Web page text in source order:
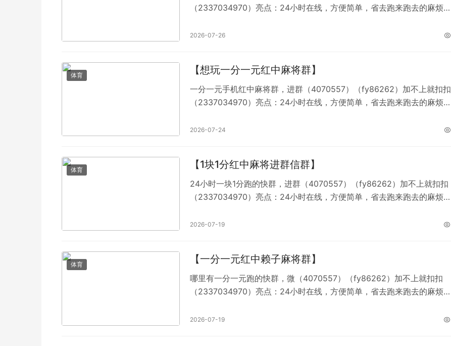
（2337034970）亮点：24小时在线，方便简单，省去跑来跑去的麻烦，
年初次与你相逢，集齐四张红中本想大展身手，放平心态输赢不必挂怀。
2026-07-26
体育 【想玩一分一元红中麻将群】
一分一元手机红中麻将群，进群（4070557）（fy86262）加不上就扣扣
（2337034970）亮点：24小时在线，方便简单，省去跑来跑去的麻烦，
时光舒心又自在，以牌会友相聚搓红中，不谈得失，只享受相伴的惬意。
2026-07-24
体育 【1块1分红中麻将进群信群】
24小时一块1分跑的快群，进群（4070557）（fy86262）加不上就扣扣
（2337034970）亮点：24小时在线，方便简单，省去跑来跑去的麻烦，
子自有独一份浪漫，线上红中随时凑局，不用等待即刻开启欢乐对局。红
2026-07-19
体育 【一分一元红中赖子麻将群】
哪里有一分一元跑的快群，微（4070557）（fy86262）加不上就扣扣
（2337034970）亮点：24小时在线，方便简单，省去跑来跑去的麻烦，
透的朝露，空闲时刻线上开红中场，三缺一在线等候志同道合的麻友。红
2026-07-19